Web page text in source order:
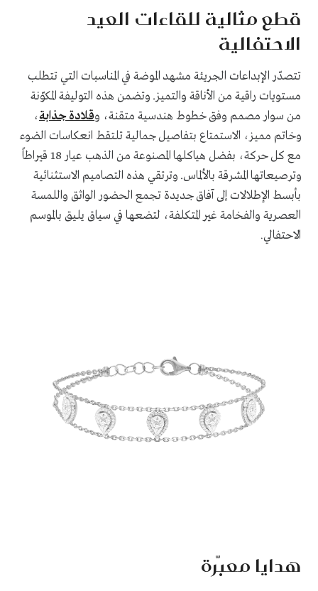
قطع مثالية للقاءات العيد
الاحتفالية
تتصدّر الإبداعات الجريئة مشهد الموضة في المناسبات التي تتطلب
مستويات راقية من الأناقة والتميز. وتضمن هذه التوليفة المكوّنة
من سوار مصمم وفق خطوط هندسية متقنة، وقلادة جذابة،
وخاتم مميز، الاستمتاع بتفاصيل جمالية تلتقط انعكاسات الضوء
مع كل حركة، بفضل هياكلها المصنوعة من الذهب عيار 18 قيراطاً
وترصيعاتها المشرقة بالألماس. وترتقي هذه التصاميم الاستثنائية
بأبسط الإطلالات إلى آفاق جديدة تجمع الحضور الواثق واللمسة
العصرية والفخامة غير المتكلفة، لتضعها في سياق يليق بالموسم
الاحتفالي.
هدايا معبّرة